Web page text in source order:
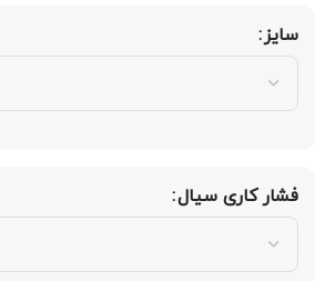
سایز
فشار کاری سیال